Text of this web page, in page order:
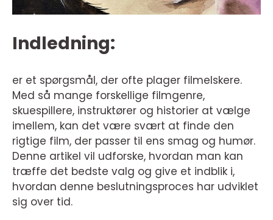
Indledning:
er et spørgsmål, der ofte plager filmelskere.
Med så mange forskellige filmgenre,
skuespillere, instruktører og historier at vælge
imellem, kan det være svært at finde den
rigtige film, der passer til ens smag og humør.
Denne artikel vil udforske, hvordan man kan
træffe det bedste valg og give et indblik i,
hvordan denne beslutningsproces har udviklet
sig over tid.